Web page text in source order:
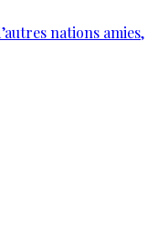
nations amies,